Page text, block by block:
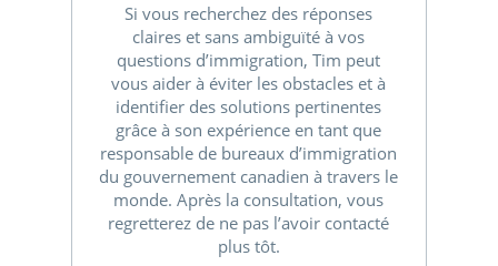
Si vous recherchez des réponses
claires et sans ambiguïté à vos
questions d’immigration, Tim peut
vous aider à éviter les obstacles et à
identifier des solutions pertinentes
grâce à son expérience en tant que
responsable de bureaux d’immigration
du gouvernement canadien à travers le
monde. Après la consultation, vous
regretterez de ne pas l’avoir contacté
plus tôt.